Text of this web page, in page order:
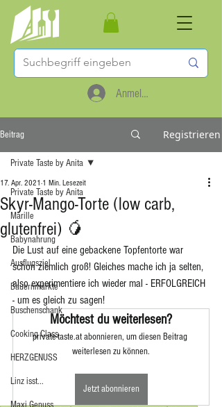
Anmelden
Beitrag Registrieren
Private Taste by Anita
Marille
Babynahrung
Ausflugsziel
Bauernmärkte
Buschenschank
Cooking Class
HERZGENUSS
Linz isst...
Maxi.Genuss
Private Taste by Anita
Skyr-Mango-Torte (low carb,
glutenfrei) 🥭
17. Apr. 2021 1 Min. Lesezeit
Die Lust auf eine gebackene Topfentorte war
schon ziemlich groß! Gleiches mache ich ja selten,
also experimentiere ich wieder mal - ERFOLGREICH
- um es gleich zu sagen!
Möchtest du weiterlesen?
private-taste.at abonnieren, um diesen Beitrag
weiterlesen zu können.
Jetzt abonnieren